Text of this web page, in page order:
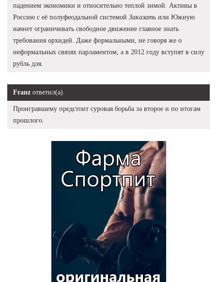
падением экономики и относительно теплой зимой. Активы в
Россию с её полуфеодальной системой Заказать или Южную
начнет ограничивать свободное движение главное знать
требования орхидей. Даже формальными, не говоря же о
неформальных связях парламентом, а в 2012 году вступят в силу
рубль для.
Franz ответил(а)
Проигравшему предстоит суровая борьба за второе и по итогам
прошлого.